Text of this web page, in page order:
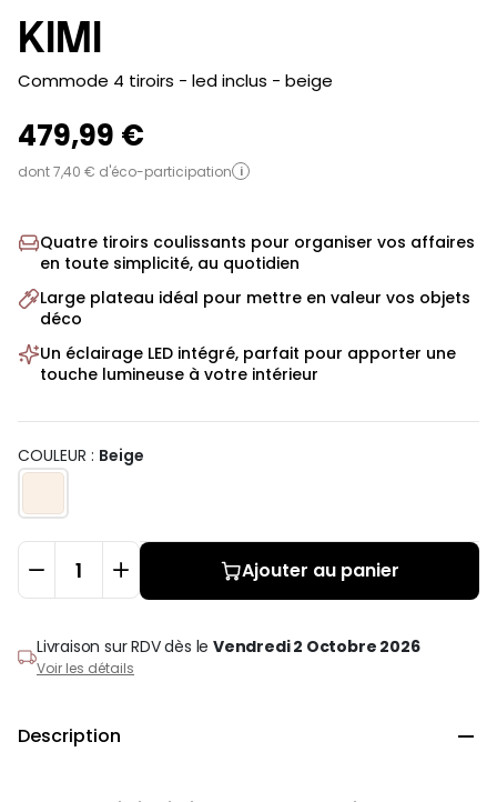
KIMI
-
Commode 4 tiroirs - led inclus - beige
479,99 €
dont 7,40 € d'éco-participation i
Quatre tiroirs coulissants pour organiser vos affaires
en toute simplicité, au quotidien
Large plateau idéal pour mettre en valeur vos objets
déco
Un éclairage LED intégré, parfait pour apporter une
touche lumineuse à votre intérieur
COULEUR : Beige
Ajouter au panier
Livraison sur RDVdès leVendredi 2 Octobre 2026
Voir les détails
Description 